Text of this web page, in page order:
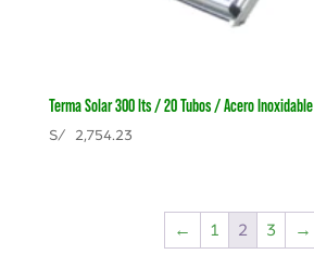
Terma Solar 300 lts / 20 Tubos / Acero Inoxidable
S/2,754.23
← 1 2 3 →